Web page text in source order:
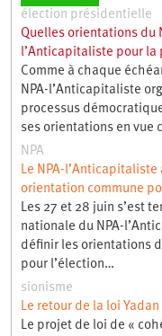
élection présidentielle
Quelles orientations du
l’Anticapitaliste pour la
Comme à chaque
NPA-l’Anticapitaliste
processus
ses orientations en vue
NPA
Le NPA-
orientation commune
Les 27 et 28 juin s’est
nationale du NPA-
définir les orientations
pour l’élection…
sionisme
Le retour de la loi Yadan
Le projet de loi de «